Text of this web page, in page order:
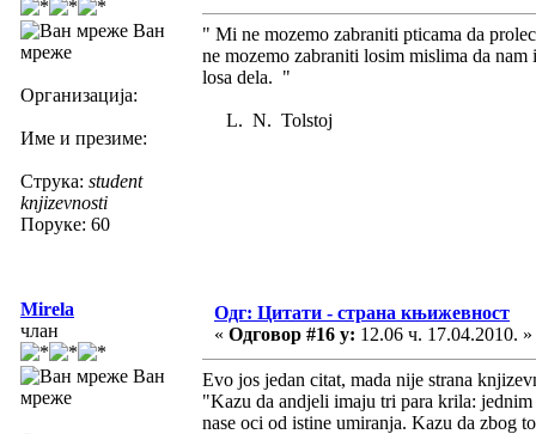
Ван
мреже
Организација:
Име и презиме:
Струка: student
knjizevnosti
Поруке: 60
" Mi ne mozemo zabraniti pticama da
ne mozemo zabraniti losim mislima da
losa dela. "
L. N. Tolstoj
Mirela
члан
Ван
мреже
Одг: Цитати - страна књижевност
« Одговор #16 у: 12.06 ч. 17.04.2010. »
Evo jos jedan citat, mada nije strana
"Kazu da andjeli imaju tri para krila:
nase oci od istine umiranja. Kazu da zbog